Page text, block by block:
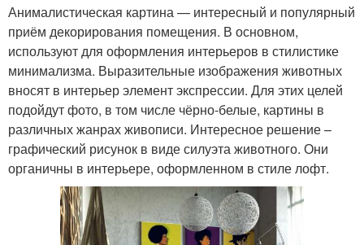
Анималистическая картина — интересный и популярный
приём декорирования помещения. В основном,
используют для оформления интерьеров в стилистике
минимализма. Выразительные изображения животных
вносят в интерьер элемент экспрессии. Для этих целей
подойдут фото, в том числе чёрно-белые, картины в
различных жанрах живописи. Интересное решение –
графический рисунок в виде силуэта животного. Они
органичны в интерьере, оформленном в стиле лофт.